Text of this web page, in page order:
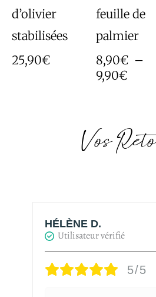
d’olivier
stabilisées
25,90€
feuille de
palmier
8,90€ –
9,90€
Vos
HÉLÈNE D.
Utilisateur vérifié
5/5